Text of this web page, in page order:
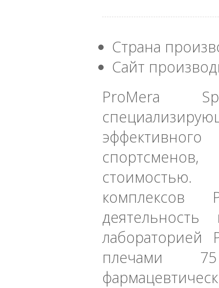
Страна
Сайт
ProMera
спортсменов,
лабораторией
плечами